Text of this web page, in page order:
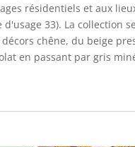
résidentiels et aux
d'usage 33). La collection se
chêne, du beige
en passant par gris